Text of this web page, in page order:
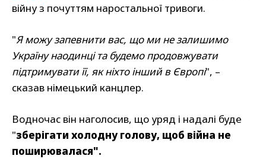
війну з почуттям наростальної тривоги.
"Я можу запевнити вас, що ми не залишимо
Україну наодинці та будемо продовжувати
підтримувати її, як ніхто інший в Європі", –
сказав німецький канцлер.
Водночас він наголосив, що уряд і надалі буде
"зберігати холодну голову, щоб війна не
поширювалася".